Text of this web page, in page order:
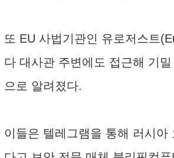
또 EU 사법기관인 유로저스트
다 대사관 주변에도 접근해 기
으로 알려졌다.
이들은 텔레그램을 통해 러시아